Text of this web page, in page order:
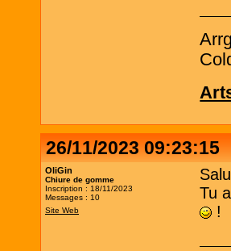
26/11/2023 09:23:15
OliGin
Chiure de gomme
Inscription : 18/11/2023
Messages : 10
Site Web
Tu
!